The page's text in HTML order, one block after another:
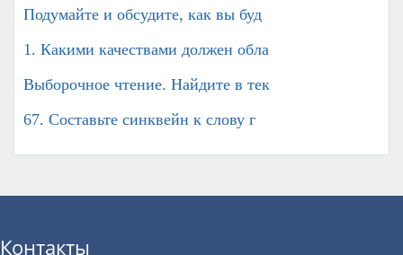
Подумайте и обсудите, как вы буд
1. Какими качествами должен обла
Выборочное чтение. Найдите в тек
67. Составьте синквейн к слову г
Контакты